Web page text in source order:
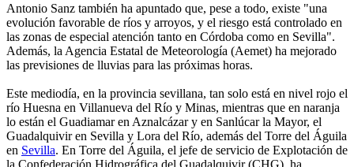
Antonio Sanz también ha apuntado que, pese a todo, existe "una
evolución favorable de ríos y arroyos, y el riesgo está controlado en
las zonas de especial atención tanto en Córdoba como en Sevilla".
Además, la Agencia Estatal de Meteorología (Aemet) ha mejorado
las previsiones de lluvias para las próximas horas.
Este mediodía, en la provincia sevillana, tan solo está en nivel rojo el
río Huesna en Villanueva del Río y Minas, mientras que en naranja
lo están el Guadiamar en Aznalcázar y en Sanlúcar la Mayor, el
Guadalquivir en Sevilla y Lora del Río, además del Torre del Águila
en Sevilla. En Torre del Águila, el jefe de servicio de Explotación de
la Confederación Hidrográfica del Guadalquivir (CHG), ha